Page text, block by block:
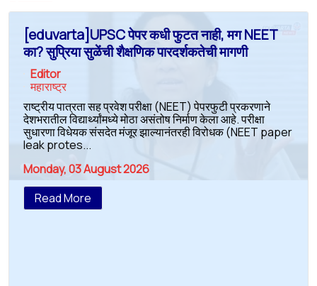
[eduvarta]UPSC पेपर कधी फुटत नाही, मग NEET
का? सुप्रिया सुळेंची शैक्षणिक पारदर्शकतेची मागणी
Editor
महाराष्ट्र
राष्ट्रीय पात्रता सह प्रवेश परीक्षा (NEET) पेपरफुटी प्रकरणाने
देशभरातील विद्यार्थ्यांमध्ये मोठा असंतोष निर्माण केला आहे. परीक्षा
सुधारणा विधेयक संसदेत मंजूर झाल्यानंतरही विरोधक (NEET paper
leak protes...
Monday, 03 August 2026
Read More